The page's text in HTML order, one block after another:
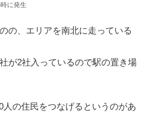
に発生
の、エリアを南北に走っている
が2社入っているので駅の置き場
人の住民をつなげるというのがあ